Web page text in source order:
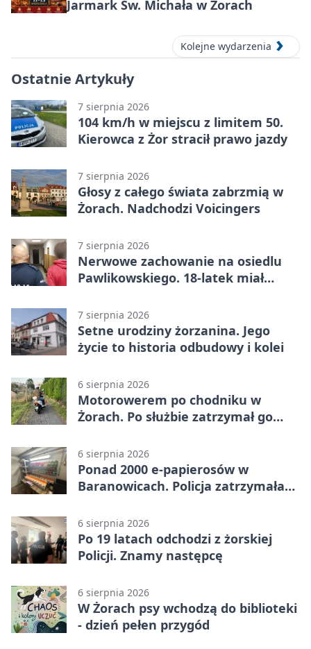
Jarmark Św. Michała w Żorach
Kolejne wydarzenia
Ostatnie Artykuły
7 sierpnia 2026
104 km/h w miejscu z limitem 50.
Kierowca z Żor stracił prawo jazdy
7 sierpnia 2026
Głosy z całego świata zabrzmią w
Żorach. Nadchodzi Voicingers
7 sierpnia 2026
Nerwowe zachowanie na osiedlu
Pawlikowskiego. 18-latek miał
7 sierpnia 2026
Setne urodziny żorzanina. Jego
życie to historia odbudowy i kolei
6 sierpnia 2026
Motorowerem po chodniku w
Żorach. Po służbie zatrzymał go
6 sierpnia 2026
Ponad 2000 e-papierosów w
Baranowicach. Policja zatrzymała
6 sierpnia 2026
Po 19 latach odchodzi z żorskiej
Policji. Znamy następcę
6 sierpnia 2026
W Żorach psy wchodzą do biblioteki
- dzień pełen przygód